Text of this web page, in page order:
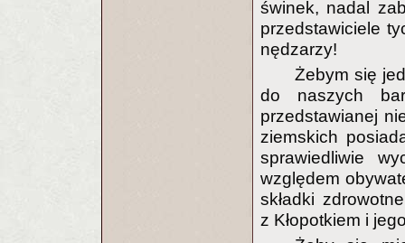
świnek, nadal
przedstawiciele
nędzarzy!
Żebym się
do naszych
przedstawianej
ziemskich
sprawiedliwie
względem
składki
z Kłopotkiem i